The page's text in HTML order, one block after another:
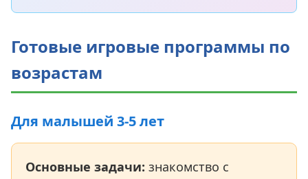
Готовые игровые программы по
возрастам
Для малышей 3-5 лет
Основные задачи: знакомство с